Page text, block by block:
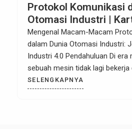
Protokol Komunikasi
Otomasi Industri |
Mengenal Macam-Macam
dalam Dunia Otomasi Industri:
Industri 4.0 Pendahuluan Di
sebuah mesin tidak lagi bekerja
Keberhasilan sistem otomasi
pada kemampuan antar
SELENGKAPNYA